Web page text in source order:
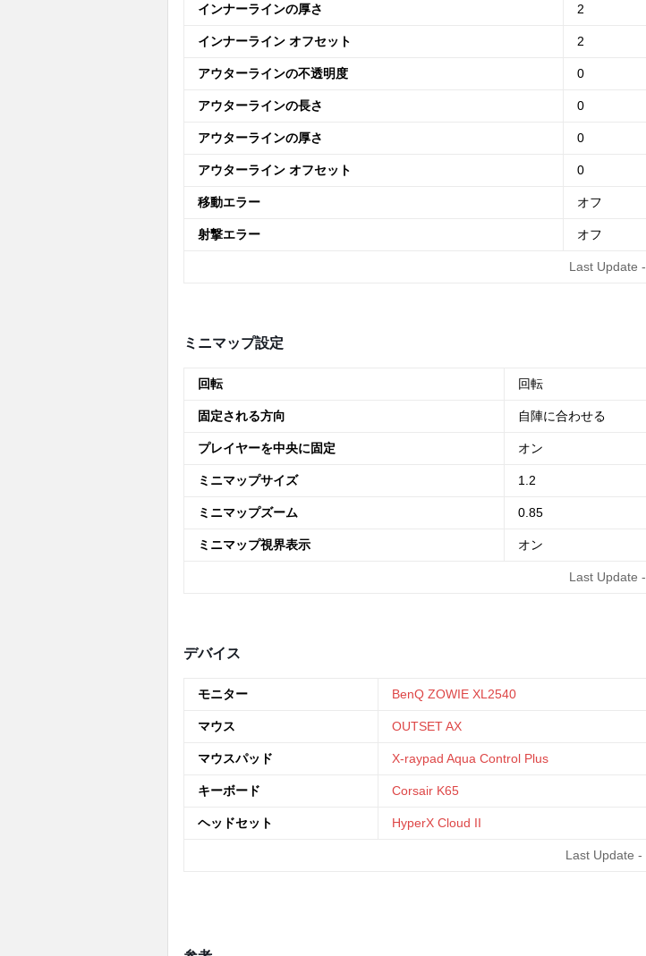
インナーラインの厚さ 2
インナーライン オフセット 2
アウターラインの不透明度 0
アウターラインの長さ 0
アウターラインの厚さ 0
アウターライン オフセット 0
移動エラー オフ
射撃エラー オフ
Last Update
ミニマップ設定
回転 回転
固定される方向 自陣に合わせる
プレイヤーを中央に固定 オン
ミニマップサイズ 1.2
ミニマップズーム 0.85
ミニマップ視界表示 オン
Last Update
デバイス
モニター BenQ ZOWIE XL2540
マウス OUTSET AX
マウスパッド X-raypad Aqua Control Plus
キーボード Corsair K65
ヘッドセット HyperX Cloud II
Last Update